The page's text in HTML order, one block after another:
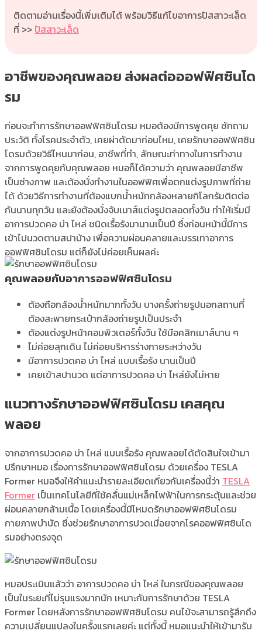
ติดตามอ่านเรื่องนี้เพิ่มเติมได้ พร้อมวิธีแก้ไขอาการปัสสาวะเล็ด
ที่ >> ปัสสาวะเล็ด
อาชีพของคุณพลอย ส่งผลต่อออฟฟิศซินโด
รม
ก่อนจะทำการรักษาออฟฟิศซินโดรม หมอต้องมีการพูดคุย ซักถาม
ประวัติ ทั้งโรคประจำตัว, เคยผ่าตัดมาก่อนไหม, เคยรักษาออฟฟิศซิน
โดรมด้วยวิธีไหนมาก่อน, อาชีพที่ทำ, ลักษณะท่าทางในการทำงาน
จากการพูดคุยกับคุณพลอย หมอก็ได้ความว่า คุณพลอยมีอาชีพ
เป็นช่างภาพ และต้องนั่งทำงานในออฟฟิศเพื่อตกแต่งรูปภาพที่ถ่าย
ได้ ด้วยวิธีการทำงานที่ต้องแบกน้ำหนักกล้องหลายกิโลกรัมติตต่อ
กันนานทุกวัน และยังต้องนั่งจับเมาส์แต่งรูปตลอดทั้งวัน ทำให้เริ่มมี
อาการปวดคอ บ่า ไหล่ ชนิดเรื้อรังมานานเป็นปี ซึ่งก่อนหน้านี้มีการ
เข้าไปนวดตามสปาบ้าง เพื่อความผ่อนคลายและบรรเทาอาการ
ออฟฟิศซินโดรม แต่ก็ยังไม่ค่อยเห็นผลค่ะ
คุณพลอยกับอาการออฟฟิศซินโดรม
ต้องถือกล้องน้ำหนักมากทั้งวัน บางครั้งถ่ายรูปนอกสถานที่
ต้องสะพายกระเป๋ากล้องถ่ายรูปเป็นประจำ
ต้องแต่งรูปหน้าคอมพิวเตอร์ทั้งวัน ใช้มือคลิกเมาส์นาน ๆ
ไม่ค่อยลุกเดิน ไม่ค่อยบริหารร่างกายระหว่างวัน
มีอาการปวดคอ บ่า ไหล่ แบบเรื้อรัง นานเป็นปี
เคยเข้าสปานวด แต่อาการปวดคอ บ่า ไหล่ยังไม่หาย
แนวทางรักษาออฟฟิศซินโดรม เคสคุณ
พลอย
จากอาการปวดคอ บ่า ไหล่ แบบเรื้อรัง คุณพลอยได้ตัดสินใจเข้ามา
ปรึกษาหมอ เรื่องการรักษาออฟฟิศซินโดรม ด้วยเครื่อง TESLA
Former หมอจึงให้คำแนะนำรายละเอียดเกี่ยวกับเครื่องนี้ว่า TESLA
Former เป็นเทคโนโลยีที่ใช้คลื่นแม่เหล็กไฟฟ้าในการกระตุ้นและช่วย
ผ่อนคลายกล้ามเนื้อ โดยเครื่องนี้มีโหมดรักษาออฟฟิศซินโดรม
กายภาพบำบัด ซึ่งช่วยรักษาอาการปวดเมื่อยจากโรคออฟฟิศซินโด
รมอย่างตรงจุด
หมอประเมินแล้วว่า อาการปวดคอ บ่า ไหล่ ในกรณีของคุณพลอย
เป็นในระยะที่ไม่รุนแรงมากนัก เหมาะกับการรักษาด้วย TESLA
Former โดยหลังการรักษาออฟฟิศซินโดรม คนไข้จะสามารถรู้สึกถึง
ความเปลี่ยนแปลงในครั้งแรกเลยค่ะ แต่ทั้งนี้ หมอแนะนำให้เข้ามารับ